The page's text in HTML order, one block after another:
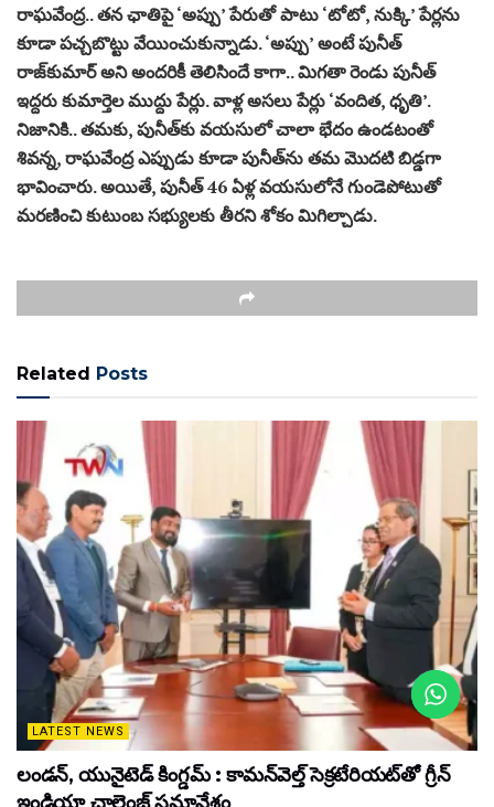
రాఘవేంద్ర.. తన ఛాతిపై ‘అప్పు’ పేరుతో పాటు ‘టోటో, నుక్కి’ పేర్లను
కూడా పచ్చబొట్టు వేయించుకున్నాడు. ‘అప్పు’ అంటే పునీత్
రాజ్‌కుమార్ అని అందరికీ తెలిసిందే కాగా.. మిగతా రెండు పునీత్
ఇద్దరు కుమార్తెల ముద్దు పేర్లు. వాళ్ల అసలు పేర్లు ‘వందిత, ధృతి’.
నిజానికి.. తమకు, పునీత్‌కు వయసులో చాలా భేదం ఉండటంతో
శివన్న, రాఘవేంద్ర ఎప్పుడు కూడా పునీత్‌ను తమ మొదటి బిడ్డగా
భావించారు. అయితే, పునీత్‌ 46 ఏళ్ల వయసులోనే గుండెపోటుతో
మరణించి కుటుంబ సభ్యులకు తీరని శోకం మిగిల్చాడు.
Related Posts
LATEST NEWS
లండన్, యునైటెడ్ కింగ్డమ్ : కామన్‌వెల్త్ సెక్రటేరియట్‌తో గ్రీన్